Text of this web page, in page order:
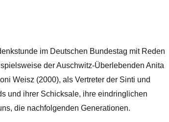
im Deutschen Bundestag mit Reden
der Auschwitz-Überlebenden Anita
Weisz (2000), als Vertreter der Sinti und
und ihrer Schicksale, ihre eindringlichen
die nachfolgenden Generationen.